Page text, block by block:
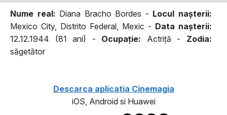
Nume real: Diana Bracho Bordes - Locul naşterii:
Mexico City, Distrito Federal, Mexic - Data naşterii:
12.12.1944 (81 ani) - Ocupaţie: Actriţă - Zodia:
săgetător
Descarca aplicatia Cinemagia
iOS, Android si Huawei